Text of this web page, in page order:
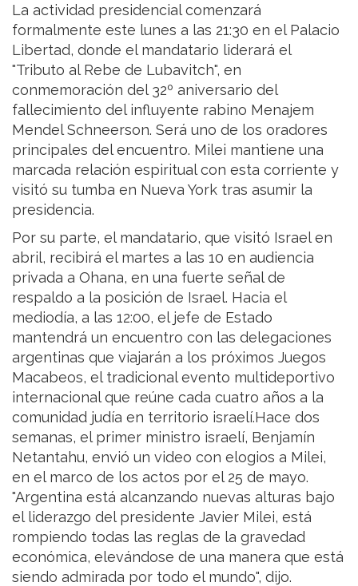
La actividad presidencial comenzará
formalmente este lunes a las 21:30 en el Palacio
Libertad, donde el mandatario liderará el
"Tributo al Rebe de Lubavitch", en
conmemoración del 32º aniversario del
fallecimiento del influyente rabino Menajem
Mendel Schneerson. Será uno de los oradores
principales del encuentro. Milei mantiene una
marcada relación espiritual con esta corriente y
visitó su tumba en Nueva York tras asumir la
presidencia.
Por su parte, el mandatario, que visitó Israel en
abril, recibirá el martes a las 10 en audiencia
privada a Ohana, en una fuerte señal de
respaldo a la posición de Israel. Hacia el
mediodía, a las 12:00, el jefe de Estado
mantendrá un encuentro con las delegaciones
argentinas que viajarán a los próximos Juegos
Macabeos, el tradicional evento multideportivo
internacional que reúne cada cuatro años a la
comunidad judía en territorio israelí.Hace dos
semanas, el primer ministro israelí, Benjamín
Netantahu, envió un video con elogios a Milei,
en el marco de los actos por el 25 de mayo.
"Argentina está alcanzando nuevas alturas bajo
el liderazgo del presidente Javier Milei, está
rompiendo todas las reglas de la gravedad
económica, elevándose de una manera que está
siendo admirada por todo el mundo", dijo.